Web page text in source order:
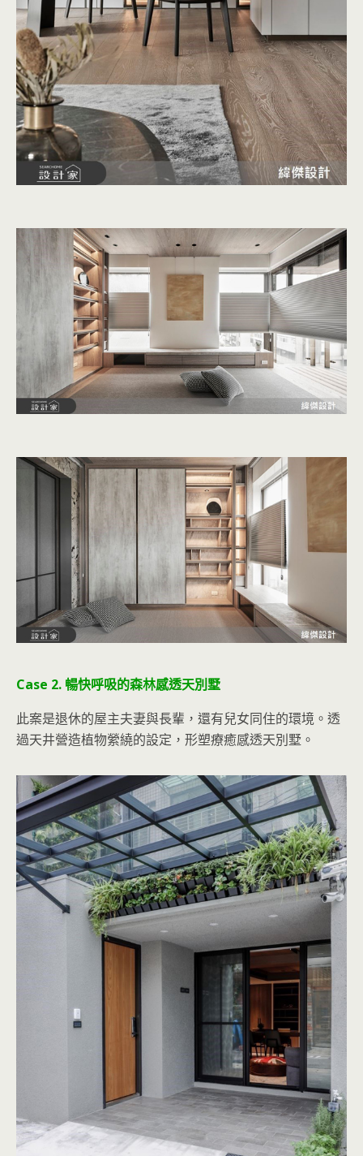
Case 2. 暢快呼吸的森林感透天別墅
此案是退休的屋主夫妻與長輩，還有兒女同住的環境。透
過天井營造植物縈繞的設定，形塑療癒感透天別墅。